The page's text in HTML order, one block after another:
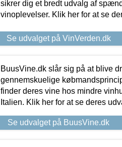
sikrer dig et bredt udvalg af
vinoplevelser. Klik her for at se
Se udvalget på VinVerden.dk
BuusVine.dk slår sig på at blive
gennemskuelige
finder deres vine hos mindre
Italien. Klik her for at se deres
Se udvalget på BuusVine.dk